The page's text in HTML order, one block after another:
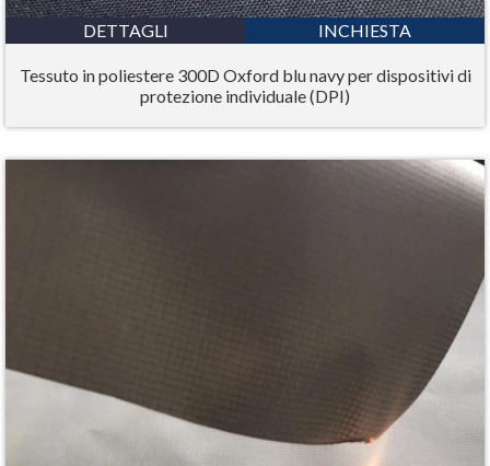
DETTAGLI INCHIESTA
Tessuto in poliestere 300D Oxford blu navy per dispositivi di
protezione individuale (DPI)